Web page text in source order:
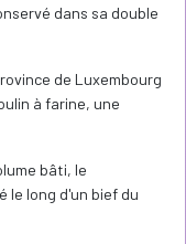
dans sa double
de Luxembourg
à farine, une
bâti, le
le long d'un bief du